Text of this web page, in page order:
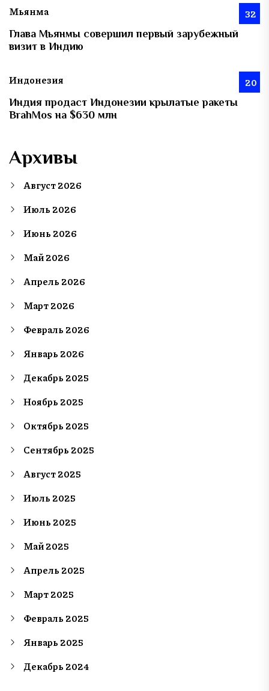
Мьянма 32
Глава Мьянмы совершил первый зарубежный
визит в Индию
Индонезия 20
Индия продаст Индонезии крылатые ракеты
BrahMos на $630 млн
Архивы
Август 2026
Июль 2026
Июнь 2026
Май 2026
Апрель 2026
Март 2026
Февраль 2026
Январь 2026
Декабрь 2025
Ноябрь 2025
Октябрь 2025
Сентябрь 2025
Август 2025
Июль 2025
Июнь 2025
Май 2025
Апрель 2025
Март 2025
Февраль 2025
Январь 2025
Декабрь 2024